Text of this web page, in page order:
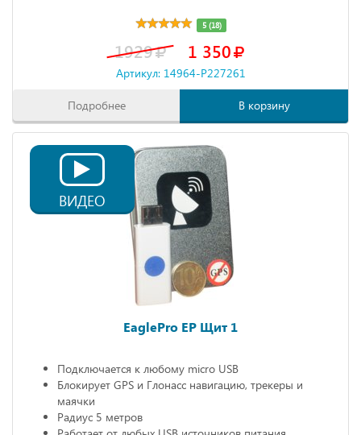
5 (18)
1929 1 350
Артикул: 14964-P227261
Подробнее В корзину
ВИДЕО
EaglePro EP Щит 1
Подключается к любому micro USB
Блокирует GPS и Глонасс навигацию, трекеры и
маячки
Радиус 5 метров